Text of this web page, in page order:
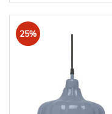
25%